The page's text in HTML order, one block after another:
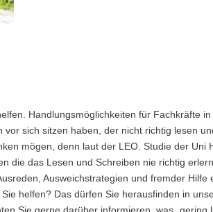
Handlungsmöglichkeiten für Fachkräfte
sich sitzen haben, der nicht richtig lesen
mögen, denn laut der LEO. Studie der
die das Lesen und Schreiben nie richtig
Ausweichstrategien und fremder Hilfe
helfen? Das dürfen Sie herausfinden in